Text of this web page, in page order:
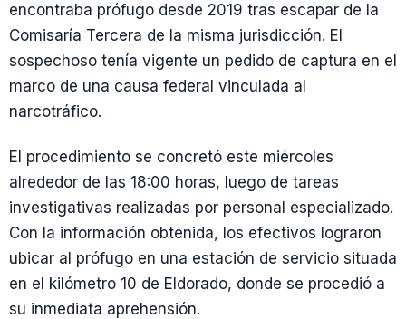
encontraba prófugo desde 2019 tras escapar de la
Comisaría Tercera de la misma jurisdicción. El
sospechoso tenía vigente un pedido de captura en el
marco de una causa federal vinculada al
narcotráfico.
El procedimiento se concretó este miércoles
alrededor de las 18:00 horas, luego de tareas
investigativas realizadas por personal especializado.
Con la información obtenida, los efectivos lograron
ubicar al prófugo en una estación de servicio situada
en el kilómetro 10 de Eldorado, donde se procedió a
su inmediata aprehensión.